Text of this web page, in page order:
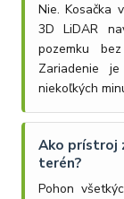
Nie. Kosačka
3D LiDAR
pozemku
Zariadenie
niekoľkých
Ako prístroj
terén?
Pohon